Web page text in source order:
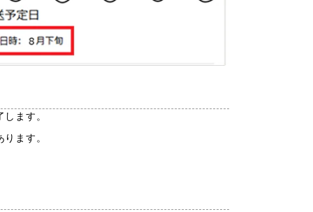
ます。
ます。